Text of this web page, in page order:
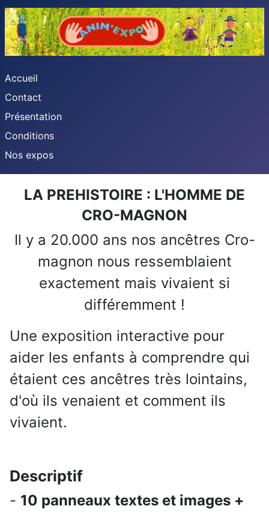
Accueil
Contact
Présentation
Conditions
Nos expos
LA PREHISTOIRE : L'HOMME DE
CRO-MAGNON
Il y a 20.000 ans nos ancêtres Cro-
magnon nous ressemblaient
exactement mais vivaient si
différemment !
Une exposition interactive pour
aider les enfants à comprendre qui
étaient ces ancêtres très lointains,
d'où ils venaient et comment ils
vivaient.
Descriptif
- 10 panneaux textes et images +